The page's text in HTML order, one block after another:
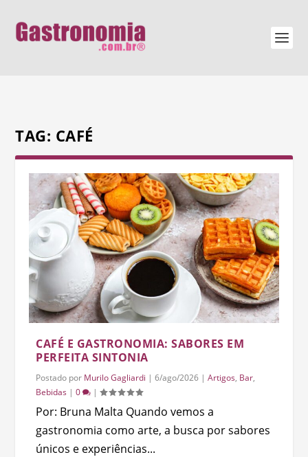
TAG: CAFÉ
CAFÉ E GASTRONOMIA: SABORES EM
PERFEITA SINTONIA
Postado por Murilo Gagliardi |6/ago/2026 |Artigos, Bar,
Bebidas |0 |
Por: Bruna Malta Quando vemos a
gastronomia como arte, a busca por sabores
únicos e experiências...